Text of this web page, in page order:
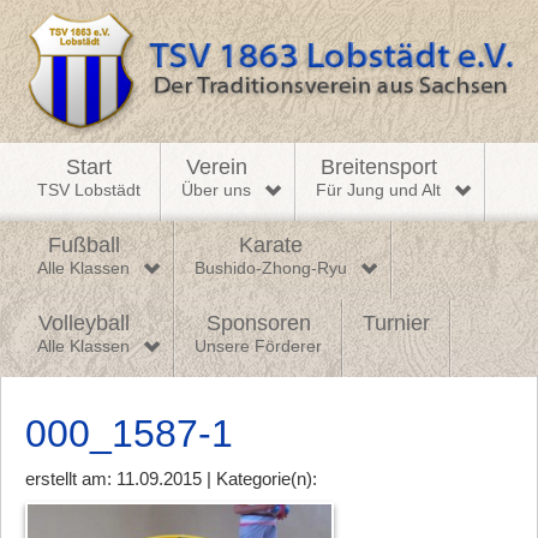
Start
TSV Lobstädt
Verein
Über uns
Breitensport
Für Jung und Alt
Fußball
Alle Klassen
Karate
Bushido-Zhong-Ryu
Volleyball
Alle Klassen
Sponsoren
Unsere Förderer
Turnier
000_1587-1
erstellt am: 11.09.2015 | Kategorie(n):